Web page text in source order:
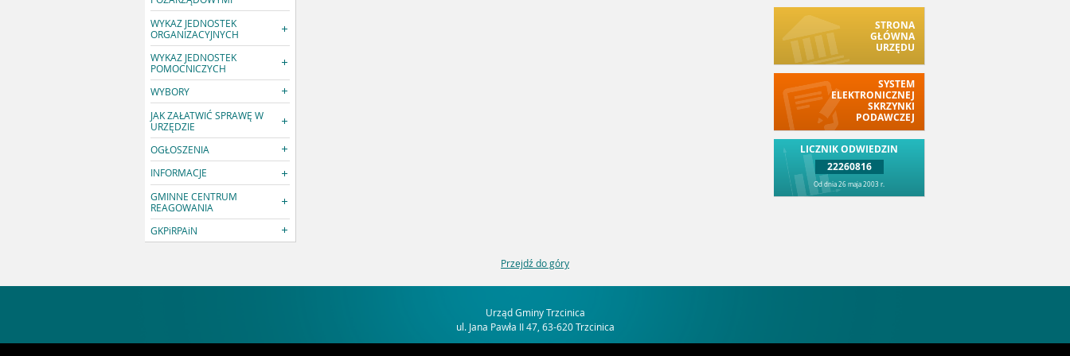
WYKAZ JEDNOSTEK
ORGANIZACYJNYCH
WYKAZ JEDNOSTEK
POMOCNICZYCH
WYBORY
JAK ZAŁATWIĆ SPRAWĘ W
URZĘDZIE
OGŁOSZENIA
INFORMACJE
GMINNE CENTRUM
REAGOWANIA
GKPiRPAiN
STRONA
GŁÓWNA
URZĘDU
SYSTEM
ELEKTRONICZNEJ
SKRZYNKI
PODAWCZEJ
LICZNIK ODWIEDZIN
22260816
Od dnia 26 maja 2003 r.
Przejdź do góry
Urząd Gminy Trzcinica
ul. Jana Pawła II 47, 63-620 Trzcinica